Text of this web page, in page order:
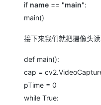
if name == "main":
main()
接下来我们就把摄像头
def main():
cap =
pTime = 0
while True: